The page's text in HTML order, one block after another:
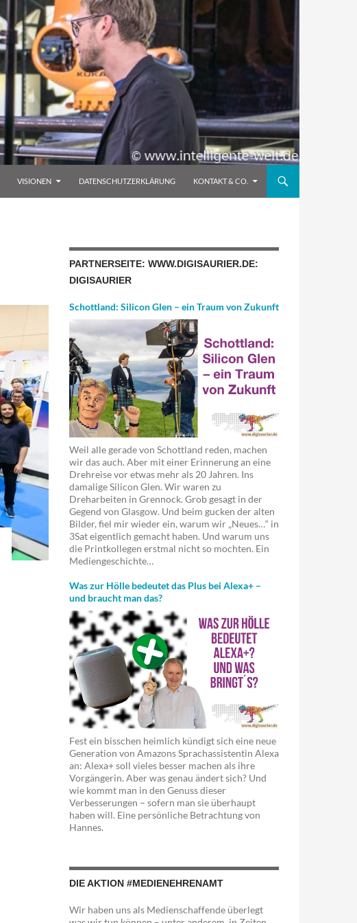
VISIONEN DATENSCHUTZERKLÄRUNG KONTAKT & CO.
PARTNERSEITE: WWW.DIGISAURIER.DE:
DIGISAURIER
Schottland: Silicon Glen – ein Traum von Zukunft
Weil alle gerade von Schottland reden, machen
wir das auch. Aber mit einer Erinnerung an eine
Drehreise vor etwas mehr als 20 Jahren. Ins
damalige Silicon Glen. Wir waren zu
Dreharbeiten in Grennock. Grob gesagt in der
Gegend von Glasgow. Und beim gucken der alten
Bilder, fiel mir wieder ein, warum wir „Neues…“ in
3Sat eigentlich gemacht haben. Und warum uns
die Printkollegen erstmal nicht so mochten. Ein
Mediengeschichte…
Was zur Hölle bedeutet das Plus bei Alexa+ –
und braucht man das?
Fest ein bisschen heimlich kündigt sich eine neue
Generation von Amazons Sprachassistentin Alexa
an: Alexa+ soll vieles besser machen als ihre
Vorgängerin. Aber was genau ändert sich? Und
wie kommt man in den Genuss dieser
Verbesserungen – sofern man sie überhaupt
haben will. Eine persönliche Betrachtung von
Hannes.
DIE AKTION #MEDIENEHRENAMT
Wir haben uns als Medienschaffende überlegt